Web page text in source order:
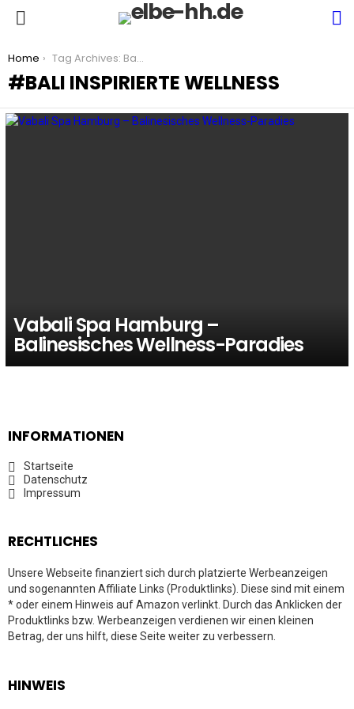
You are here:
Home Tag Archives: Bali inspirierte Wellness
BALI INSPIRIERTE WELLNESS
Vabali Spa Hamburg –
Balinesisches Wellness-Paradies
INFORMATIONEN
Startseite
Datenschutz
Impressum
RECHTLICHES
Unsere Webseite finanziert sich durch platzierte Werbeanzeigen
und sogenannten Affiliate Links (Produktlinks). Diese sind mit einem
* oder einem Hinweis auf Amazon verlinkt. Durch das Anklicken der
Produktlinks bzw. Werbeanzeigen verdienen wir einen kleinen
Betrag, der uns hilft, diese Seite weiter zu verbessern.
HINWEIS